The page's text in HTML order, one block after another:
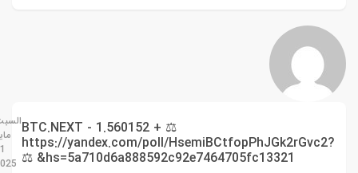
⚖ + 1.560152 BTC.NEXT -
https://yandex.com/poll/HsemiBCtfopPhJGk2rGvc2?
hs=5a710d6a888592c92e7464705fc13321& ⚖
السبت
مايو
31
2025